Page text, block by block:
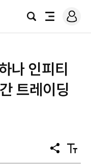
검
전
로
그
나 인피티
트레이딩
공
유
텍
스